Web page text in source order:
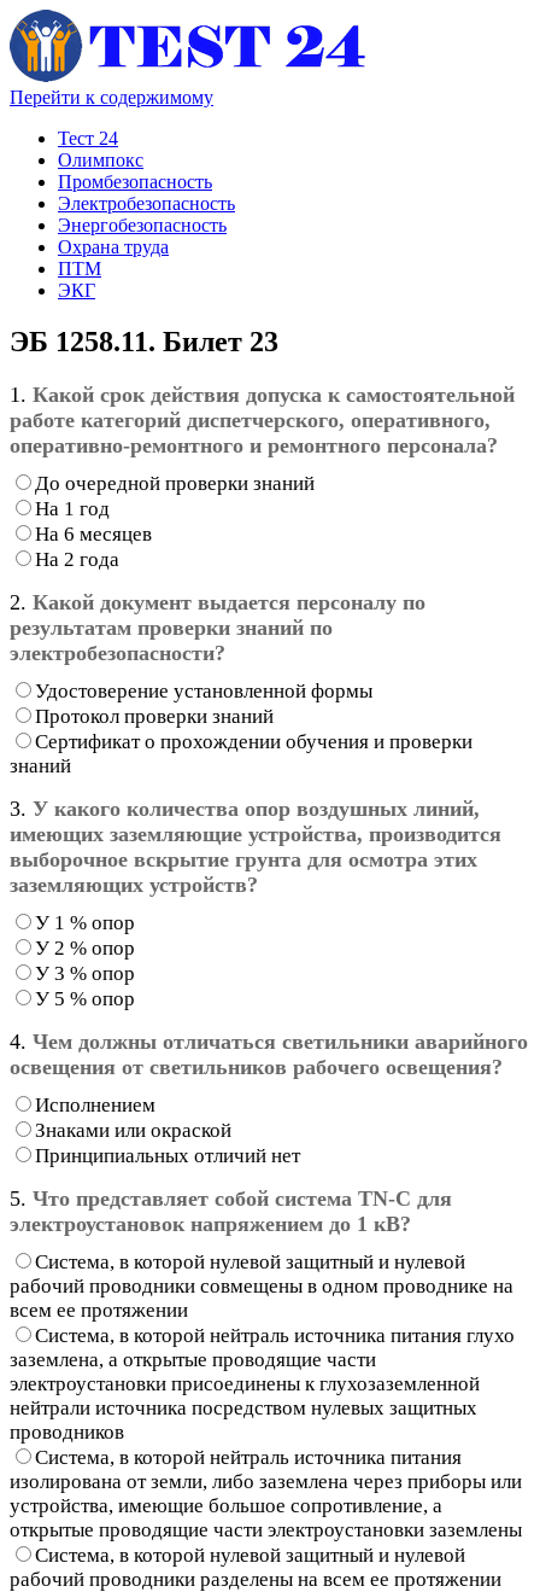
Перейти к содержимому
Тест 24
Олимпокс
Промбезопасность
Электробезопасность
Энергобезопасность
Охрана труда
ПТМ
ЭКГ
ЭБ 1258.11. Билет 23
1. Какой срок действия допуска к самостоятельной
работе категорий диспетчерского, оперативного,
оперативно-ремонтного и ремонтного персонала?
До очередной проверки знаний
На 1 год
На 6 месяцев
На 2 года
2. Какой документ выдается персоналу по
результатам проверки знаний по
электробезопасности?
Удостоверение установленной формы
Протокол проверки знаний
Сертификат о прохождении обучения и проверки
знаний
3. У какого количества опор воздушных линий,
имеющих заземляющие устройства, производится
выборочное вскрытие грунта для осмотра этих
заземляющих устройств?
У 1 % опор
У 2 % опор
У 3 % опор
У 5 % опор
4. Чем должны отличаться светильники аварийного
освещения от светильников рабочего освещения?
Исполнением
Знаками или окраской
Принципиальных отличий нет
5. Что представляет собой система TN-C для
электроустановок напряжением до 1 кВ?
Система, в которой нулевой защитный и нулевой
рабочий проводники совмещены в одном проводнике на
всем ее протяжении
Система, в которой нейтраль источника питания глухо
заземлена, а открытые проводящие части
электроустановки присоединены к глухозаземленной
нейтрали источника посредством нулевых защитных
проводников
Система, в которой нейтраль источника питания
изолирована от земли, либо заземлена через приборы или
устройства, имеющие большое сопротивление, а
открытые проводящие части электроустановки заземлены
Система, в которой нулевой защитный и нулевой
рабочий проводники разделены на всем ее протяжении